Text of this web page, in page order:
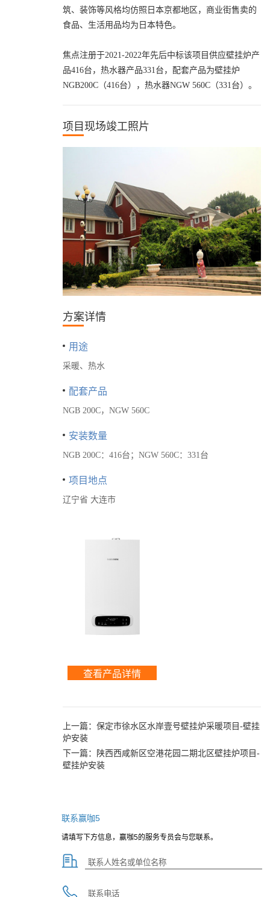
筑、装饰等风格均仿照日本京都地区，商业街售卖的
食品、生活用品均为日本特色。
焦点注册于2021-2022年先后中标该项目供应壁挂炉产
品416台，热水器产品331台，配套产品为壁挂炉
NGB200C（416台），热水器NGW 560C（331台）。
项目现场竣工照片
方案详情
用途
采暖、热水
配套产品
NGB 200C，NGW 560C
安装数量
NGB 200C：416台；NGW 560C：331台
项目地点
辽宁省 大连市
查看产品详情
上一篇： 保定市徐水区水岸壹号壁挂炉采暖项目-壁挂
炉安装
下一篇：
陕西西咸新区空港花园二期北区壁挂炉项目-
壁挂炉安装
联系赢咖5
请填写下方信息，赢咖5的服务专员会与您联系。